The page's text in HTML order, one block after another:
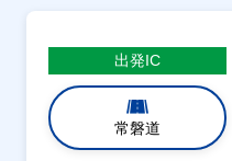
出発IC
常磐道